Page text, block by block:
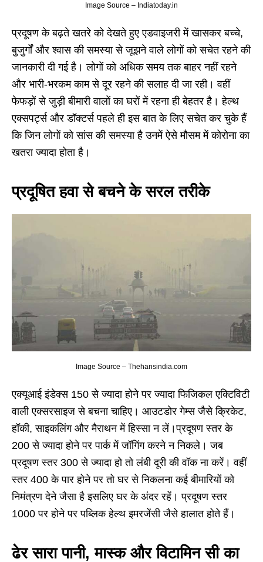
Image Source – Indiatoday.in
प्रदूषण के बढ़ते खतरे को देखते हुए एडवाइजरी में खासकर बच्चे,
बुजुर्गों और श्वास की समस्या से जूझने वाले लोगों को सचेत रहने की
जानकारी दी गई है। लोगों को अधिक समय तक बाहर नहीं रहने
और भारी-भरकम काम से दूर रहने की सलाह दी जा रही। वहीं
फेफड़ों से जुड़ी बीमारी वालों का घरों में रहना ही बेहतर है। हेल्थ
एक्सपर्ट्स और डॉक्टर्स पहले ही इस बात के लिए सचेत कर चुके हैं
कि जिन लोगों को सांस की समस्या है उनमें ऐसे मौसम में कोरोना का
खतरा ज्यादा होता है।
प्रदूषित हवा से बचने के सरल तरीके
Image Source – Thehansindia.com
एक्यूआई इंडेक्स 150 से ज्यादा होने पर ज्यादा फिजिकल एक्टिविटी
वाली एक्सरसाइज से बचना चाहिए। आउटडोर गेम्स जैसे क्रिकेट,
हॉकी, साइकलिंग और मैराथन में हिस्सा न लें।प्रदूषण स्तर के
200 से ज्यादा होने पर पार्क में जॉगिंग करने न निकले। जब
प्रदूषण स्तर 300 से ज्यादा हो तो लंबी दूरी की वॉक ना करें। वहीं
स्तर 400 के पार होने पर तो घर से निकलना कई बीमारियों को
निमंत्रण देने जैसा है इसलिए घर के अंदर रहें। प्रदूषण स्तर
1000 पर होने पर पब्लिक हेल्थ इमरजेंसी जैसे हालात होते हैं।
ढेर सारा पानी, मास्क और विटामिन सी का